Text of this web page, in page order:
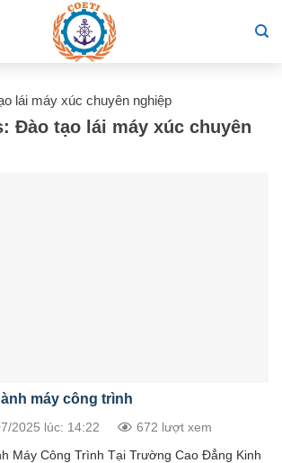
lái máy xúc chuyên nghiệp
Đào tạo lái máy xúc chuyên
máy công trình
2025 lúc: 14:22 672 lượt xem
Máy Công Trình Tại Trường Cao Đẳng Kinh